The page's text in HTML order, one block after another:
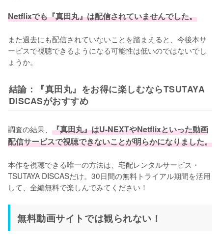
Netflixでも『真田丸』は配信されていませんでした。
また過去にも配信されていないことを踏まえると、今後本サ
ービスで視聴できるようになる可能性は低いのではないでし
ょうか。
結論：『真田丸』をお得に楽しむならTSUTAYA
DISCASがおすすめ
調査の結果、 『真田丸』はU-NEXTやNetflixといった動画
配信サービスで視聴できないことが明らかになりました。
本作を視聴できる唯一の方法は、宅配レンタルサービス・
TSUTAYA DISCASだけ。30日間の無料トライアル期間を活用
して、全編無料で楽しんでみてください！
無料動画サイトでは観られない！